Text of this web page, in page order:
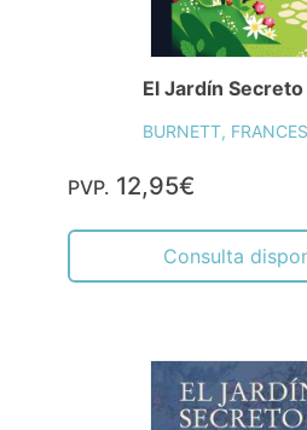
El Jardín Secreto
BURNETT,
PVP. 12,95€
Consulta